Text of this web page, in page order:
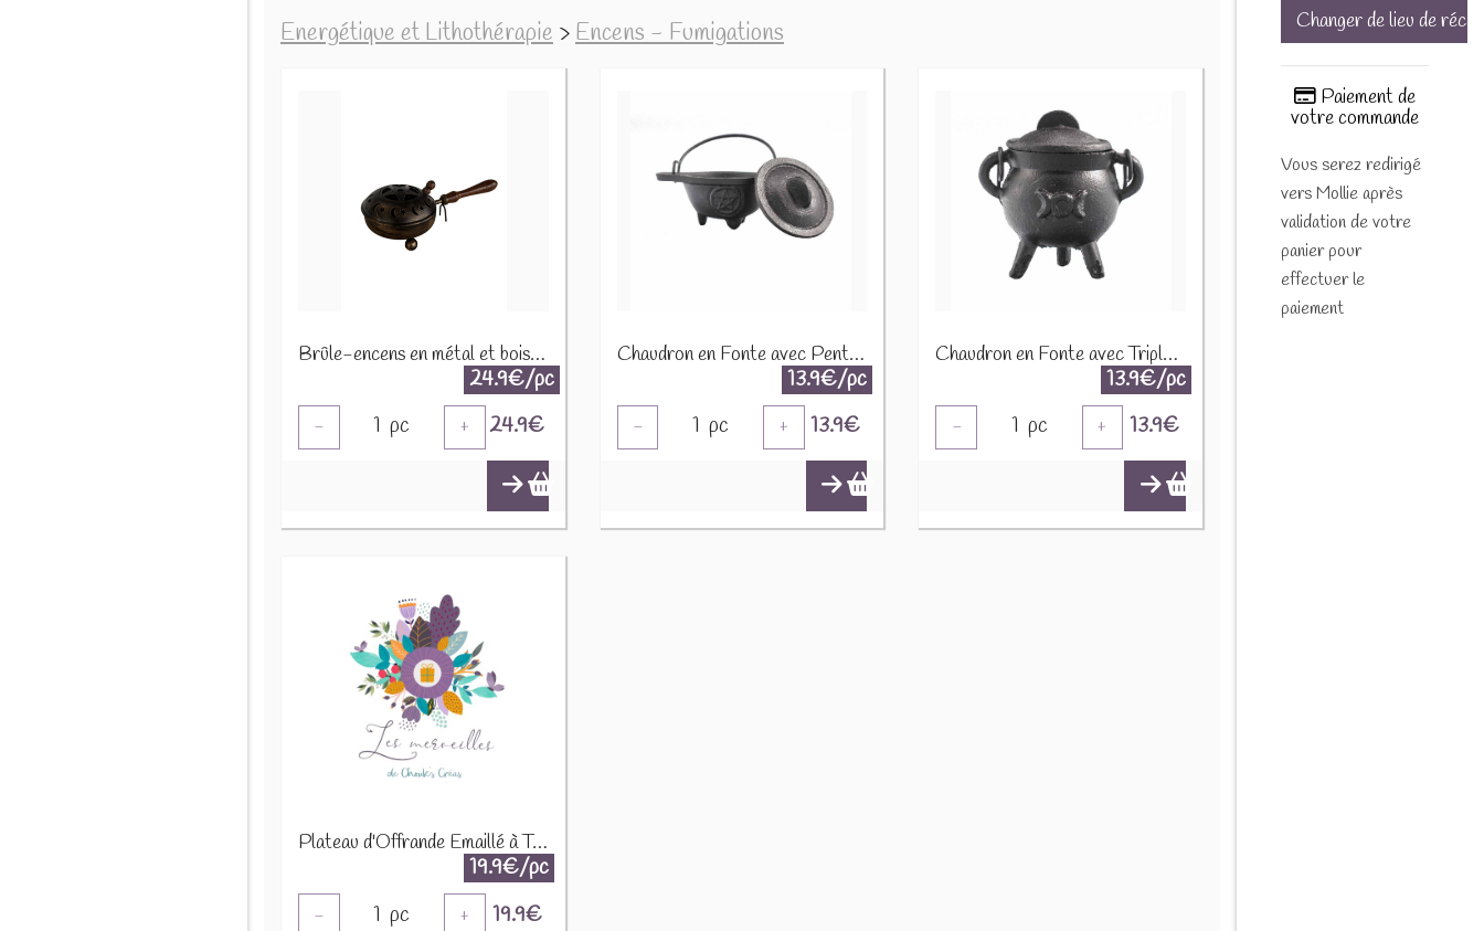
Energétique et Lithothérapie > Encens - Fumigations
Brûle-encens en métal et bois - Pentagramme 75648
24.9€/pc
- 1 pc + 24.9€
Chaudron en Fonte avec Pentacle CIC-01
13.9€/pc
- 1 pc + 13.9€
Chaudron en Fonte avec Triple Lune CIC-02
13.9€/pc
- 1 pc + 13.9€
Plateau d'Offrande Émaillé à Trois Pieds - Déesse Dorée sur Fond Noir CIC-21
19.9€/pc
- 1 pc + 19.9€
Changer de lieu de
Paiement de
votre commande
Vous serez redirigé
vers Mollie après
validation de votre
panier pour
effectuer le
paiement